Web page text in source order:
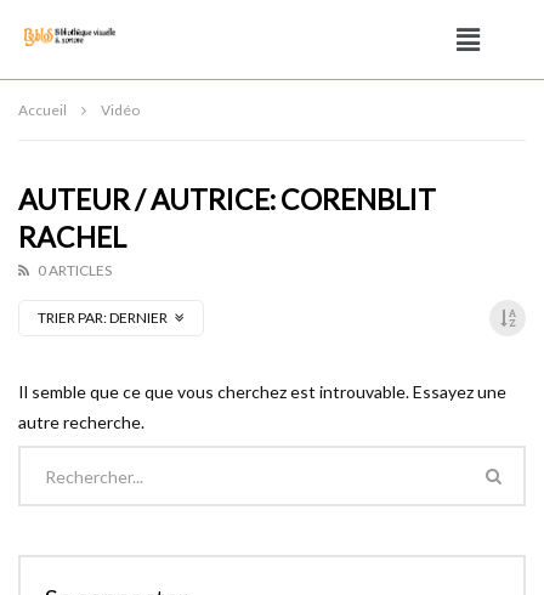
Accueil Vidéo
AUTEUR / AUTRICE: CORENBLIT
RACHEL
0 ARTICLES
TRIER PAR:DERNIER
Il semble que ce que vous cherchez est introuvable. Essayez une
autre recherche.